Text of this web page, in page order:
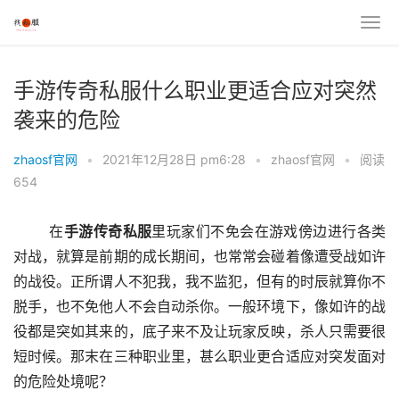
手游传奇私服什么职业更适合应对突然
袭来的危险
zhaosf官网 • 2021年12月28日 pm6:28 • zhaosf官网 •
阅读
654
	在
手游传奇私服里玩家们不免会在游戏傍边进行各类
对战，就算是前期的成长期间，也常常会碰着像遭受战如许
的战役。正所谓人不犯我，我不监犯，但有的时辰就算你不
脱手，也不免他人不会自动杀你。一般环境下，像如许的战
役都是突如其来的，底子来不及让玩家反映，杀人只需要很
短时候。那末在三种职业里，甚么职业更合适应对突发面对
的危险处境呢？